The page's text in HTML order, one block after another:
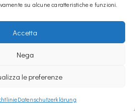
su alcune caratteristiche e funzioni.
Accetta
Nega
le preferenze
Datenschutzerklärung
Sardegna verso l'Unesco
zu überwachen.